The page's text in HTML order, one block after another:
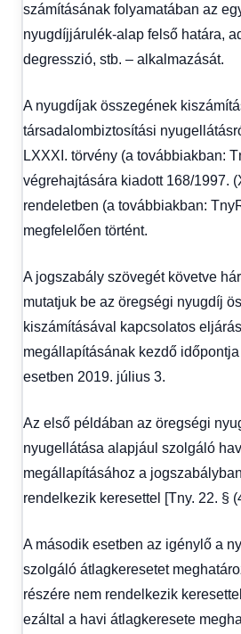
számításának folyamatában az
nyugdíjjárulék-alap felső határa,
degresszió, stb. – alkalmazását.
A nyugdíjak összegének
társadalombiztosítási
LXXXI. törvény (a továbbiakban:
végrehajtására kiadott 168/1997.
rendeletben (a továbbiakban:
megfelelően történt.
A jogszabály szövegét követve
mutatjuk be az öregségi nyugdíj
kiszámításával kapcsolatos
megállapításának kezdő
esetben 2019. július 3.
Az első példában az öregségi
nyugellátása alapjául szolgáló
megállapításához a
rendelkezik keresettel [Tny. 22. §
A második esetben az igénylő a
szolgáló átlagkeresetet
részére nem rendelkezik
ezáltal a havi átlagkeresete